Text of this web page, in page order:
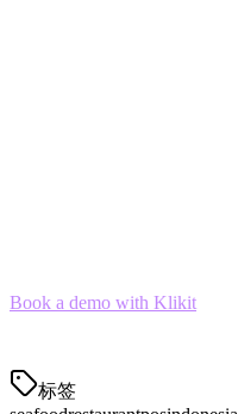
Book a demo with Klikit
标签